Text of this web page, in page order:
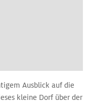
Ausblick auf die
kleine Dorf über der